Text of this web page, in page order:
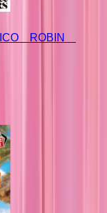
ROBIN